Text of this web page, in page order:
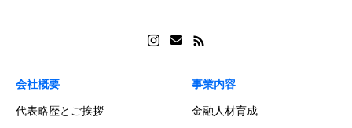
会社概要
代表略歴とご挨拶
事業内容
金融人材育成